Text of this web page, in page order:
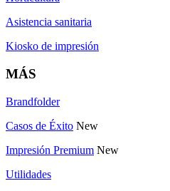
Asistencia sanitaria
Kiosko de impresión
MÁS
Brandfolder
Casos de Éxito New
Impresión Premium New
Utilidades